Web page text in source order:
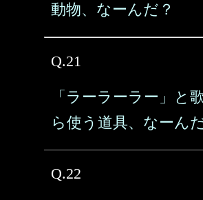
動物、なーんだ？
Q.21
「ラーラーラー」と
ら使う道具、なーん
Q.22